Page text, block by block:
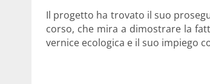
Il progetto ha trovato il suo
corso, che mira a dimostrare la
vernice ecologica e il suo impiego